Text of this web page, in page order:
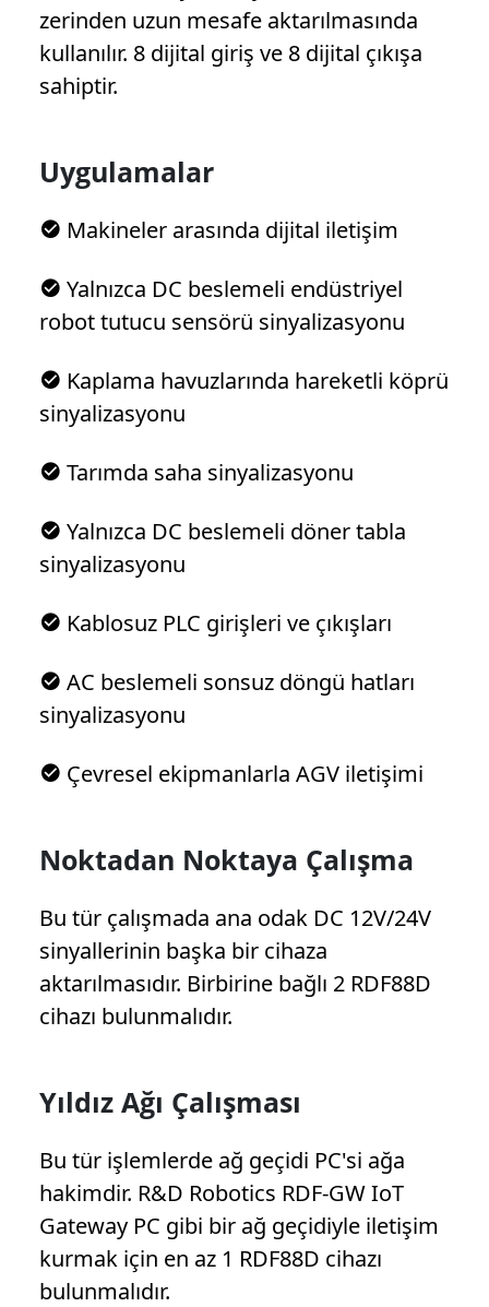
zerinden uzun mesafe aktarılmasında
kullanılır. 8 dijital giriş ve 8 dijital çıkışa
sahiptir.
Uygulamalar
Makineler arasında dijital iletişim
Yalnızca DC beslemeli endüstriyel
robot tutucu sensörü sinyalizasyonu
Kaplama havuzlarında hareketli köprü
sinyalizasyonu
Tarımda saha sinyalizasyonu
Yalnızca DC beslemeli döner tabla
sinyalizasyonu
Kablosuz PLC girişleri ve çıkışları
AC beslemeli sonsuz döngü hatları
sinyalizasyonu
Çevresel ekipmanlarla AGV iletişimi
Noktadan Noktaya Çalışma
Bu tür çalışmada ana odak DC 12V/24V
sinyallerinin başka bir cihaza
aktarılmasıdır. Birbirine bağlı 2 RDF88D
cihazı bulunmalıdır.
Yıldız Ağı Çalışması
Bu tür işlemlerde ağ geçidi PC'si ağa
hakimdir. R&D Robotics RDF-GW IoT
Gateway PC gibi bir ağ geçidiyle iletişim
kurmak için en az 1 RDF88D cihazı
bulunmalıdır.